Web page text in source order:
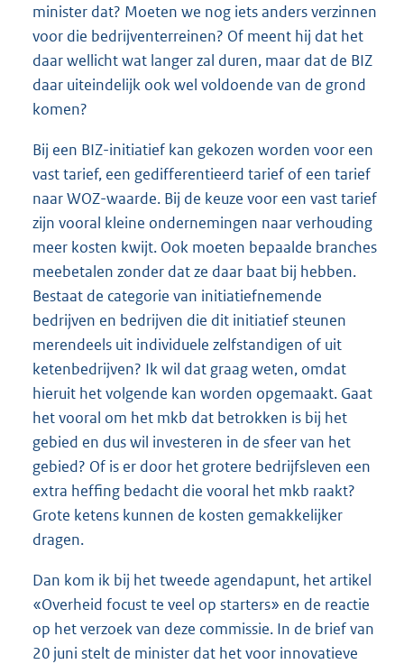
minister dat? Moeten we nog iets anders verzinnen
voor die bedrijventerreinen? Of meent hij dat het
daar wellicht wat langer zal duren, maar dat de BIZ
daar uiteindelijk ook wel voldoende van de grond
komen?
Bij een BIZ-initiatief kan gekozen worden voor een
vast tarief, een gedifferentieerd tarief of een tarief
naar WOZ-waarde. Bij de keuze voor een vast tarief
zijn vooral kleine ondernemingen naar verhouding
meer kosten kwijt. Ook moeten bepaalde branches
meebetalen zonder dat ze daar baat bij hebben.
Bestaat de categorie van initiatiefnemende
bedrijven en bedrijven die dit initiatief steunen
merendeels uit individuele zelfstandigen of uit
ketenbedrijven? Ik wil dat graag weten, omdat
hieruit het volgende kan worden opgemaakt. Gaat
het vooral om het mkb dat betrokken is bij het
gebied en dus wil investeren in de sfeer van het
gebied? Of is er door het grotere bedrijfsleven een
extra heffing bedacht die vooral het mkb raakt?
Grote ketens kunnen de kosten gemakkelijker
dragen.
Dan kom ik bij het tweede agendapunt, het artikel
«Overheid focust te veel op starters» en de reactie
op het verzoek van deze commissie. In de brief van
20 juni stelt de minister dat het voor innovatieve